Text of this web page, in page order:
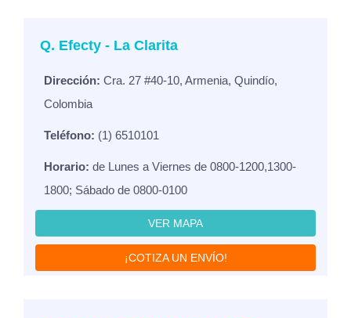
Q. Efecty - La Clarita
Dirección: Cra. 27 #40-10, Armenia, Quindío,
Colombia
Teléfono: (1) 6510101
Horario: de Lunes a Viernes de 0800-1200,1300-
1800; Sábado de 0800-0100
VER MAPA
¡COTIZA UN ENVÍO!